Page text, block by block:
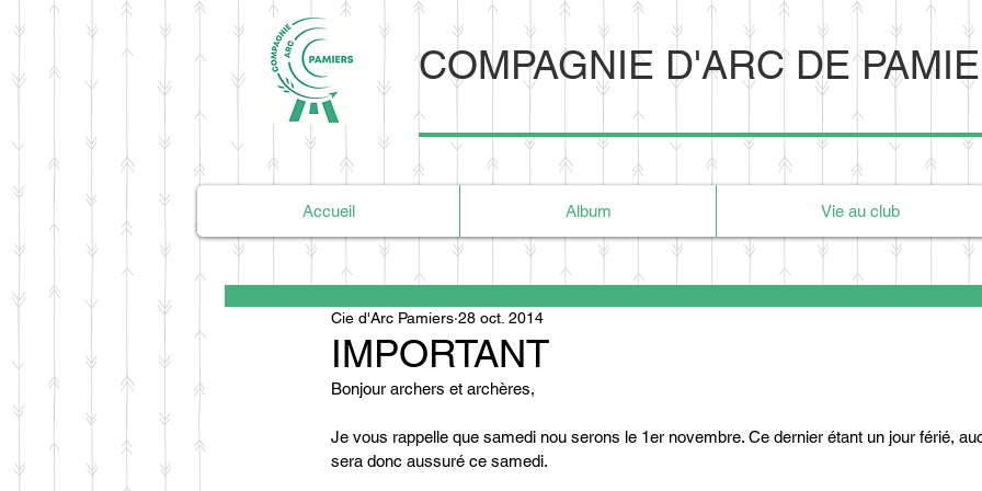
COMPAGNIE D'ARC DE
Accueil Album Vie au club
IMPORTANT
Cie d'Arc Pamiers 28 oct. 2014
Bonjour archers et archères,
Je vous rappelle que samedi nou serons le 1er novembre. Ce dernier étant un jour férié,
sera donc aussuré ce samedi.